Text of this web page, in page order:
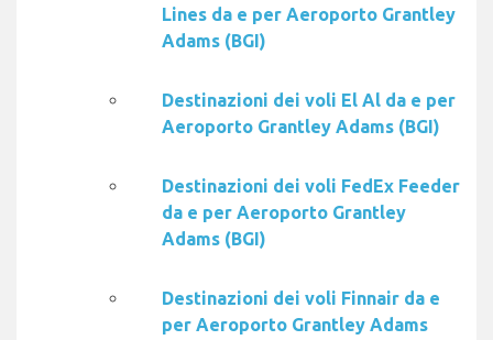
Lines da e per Aeroporto Grantley
Adams (BGI)
Destinazioni dei voli El Al da e per
Aeroporto Grantley Adams (BGI)
Destinazioni dei voli FedEx Feeder
da e per Aeroporto Grantley
Adams (BGI)
Destinazioni dei voli Finnair da e
per Aeroporto Grantley Adams